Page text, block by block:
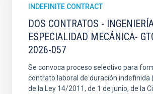
INDEFINITE CONTRACT
DOS CONTRATOS -
ESPECIALIDAD MECÁNICA-
2026-057
Se convoca proceso selectivo para
contrato laboral de duración indefinida
de la Ley 14/2011, de 1 de junio, de la